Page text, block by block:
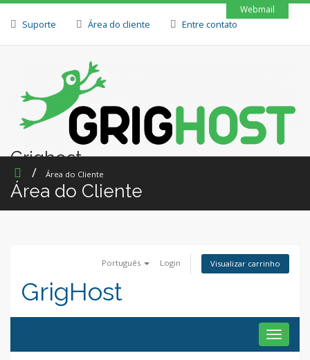
Webmail
Suporte Área do cliente Entre contato
Grighost
Área do Cliente
Área do Cliente
Português Login Visualizar carrinho
GrigHost
Toggle